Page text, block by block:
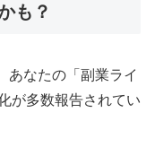
も？
あなたの「副業ライ
が多数報告されてい